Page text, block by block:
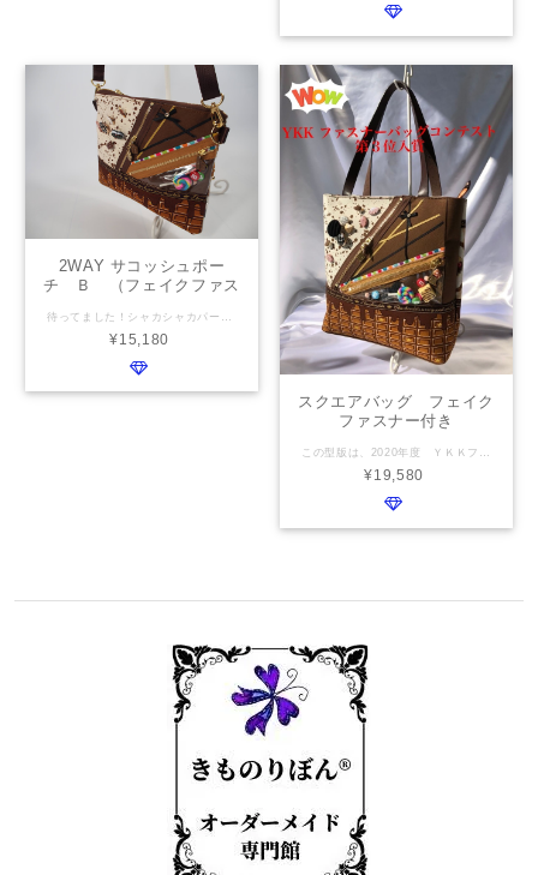
2WAY サコッシュポー
チ Ｂ （フェイクファス
待ってました！シャカシャカパーツ付き フェイクファスナー付き こんな楽しいバッグ、２WAY サコッシュポーチ 取り外しファスナー付きで、サコッシュにも、ある時はポーチにも使い分けできます もっと気軽に、いつも傍に置いておきたい！そんな存在のバッグです きものりぼんが得意なコラージュバッグ お客様のご要望に合わせて、フェイクポケット、ファスナーの中身を入れていきます チョコレート？ケーキ？コスメ？文具？パーティー？様々なデコパーツをご用意してますので お問合せください。 仕様 横幅 30cm 高さ 20cm ショルダー 150cm 調整金具付き 表地 お客様のお持ち込みの着物・帯 お好きな布 弊社在庫品 背胴側：ビニールポケット 裏地 お客様のお持ち込みの着物・帯 お好きな布 弊社在庫品 ファスナーポケット 持ち手 PPテープ 取り外しフック
¥15,180
スクエアバッグ フェイク
ファスナー付き
この型版は、2020年度 ＹＫＫファスナーバッグコンテストにて第３位受賞作品です タイトル：夢のチョコレートバッグ きものりぼんの得意とする『コラージュバッグ』を基本に、フェイクファスナー フェイクポケットを付けて、お好きなデコパーツをお入れ致します。 食べ物に限らず、コスメ・ボタン・ビーズ・等お客様の夢を詰めてくださいませ♡ 横幅 25cm 高さ 28cm マチ 8cm 表地 お客様のお持ち込みの布 ／ ファスナーポケット 裏地 お客様のお持ち込みの布 ファスナーポケット 持ち手 本革・畳のヘリ・共布 お選び頂けます
¥19,580